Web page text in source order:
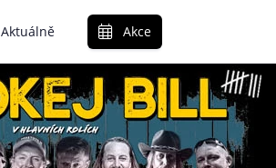
Aktuálně Akce